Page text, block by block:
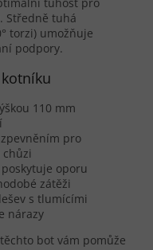
Středně tuhá
torzi) umožňuje
podpory.
110 mm
pro
oporu
zátěži
s tlumícími
nárazy
bot vám pomůže